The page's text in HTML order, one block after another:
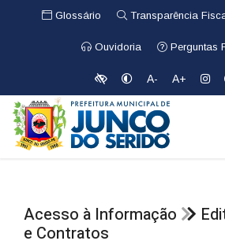
Glossário Transparência
Ouvidoria Perguntas
A- A+
Acesso à Informação
e Contratos